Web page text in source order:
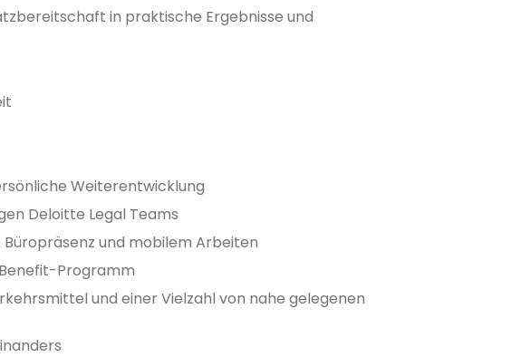
in praktische Ergebnisse und
Weiterentwicklung
Deloitte Legal Teams
und mobilem Arbeiten
Programm
und einer Vielzahl von nahe gelegenen